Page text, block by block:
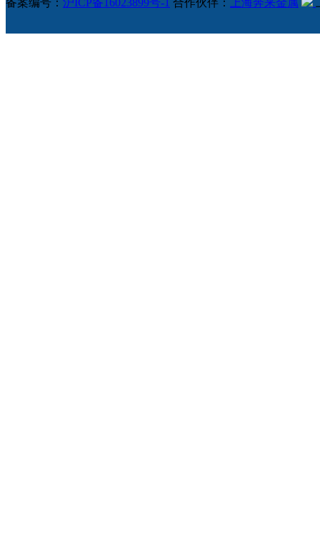
备案编号： 沪ICP备16023899号-1 合作伙伴： 上海奔来金属